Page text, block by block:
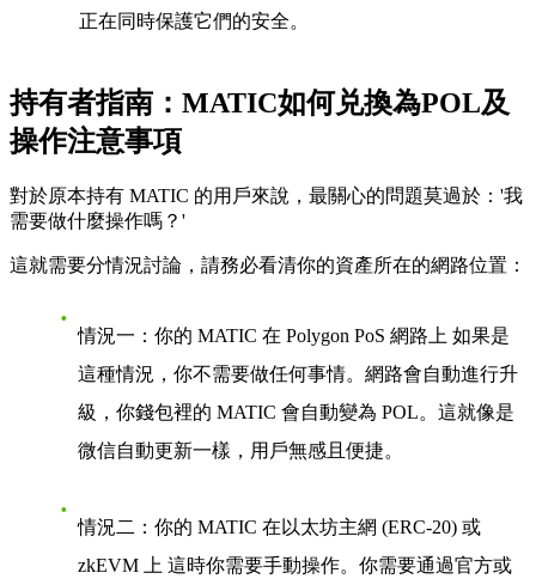
正在同時保護它們的安全。
持有者指南：MATIC如何兑換為POL及
操作注意事項
對於原本持有 MATIC 的用戶來說，最關心的問題莫過於：'我
需要做什麼操作嗎？'
這就需要分情況討論，請務必看清你的資產所在的網路位置：
情況一：你的 MATIC 在 Polygon PoS 網路上 如果是
這種情況， 你不需要做任何事情。網路會自動進行升
級，你錢包裡的 MATIC 會自動變為 POL。這就像是
微信自動更新一樣，用戶無感且便捷。
情況二：你的 MATIC 在以太坊主網 (ERC-20) 或
zkEVM 上 這時你需要手動操作。你需要通過官方或